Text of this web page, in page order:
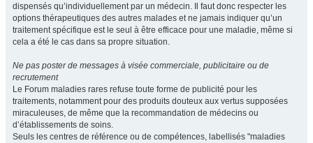
dispensés qu’individuellement par un médecin. Il faut donc respecter les
options thérapeutiques des autres malades et ne jamais indiquer qu’un
traitement spécifique est le seul à être efficace pour une maladie, même si
cela a été le cas dans sa propre situation.
Ne pas poster de messages à visée commerciale, publicitaire ou de
recrutement
Le Forum maladies rares refuse toute forme de publicité pour les
traitements, notamment pour des produits douteux aux vertus supposées
miraculeuses, de même que la recommandation de médecins ou
d’établissements de soins.
Seuls les centres de référence ou de compétences, labellisés "maladies